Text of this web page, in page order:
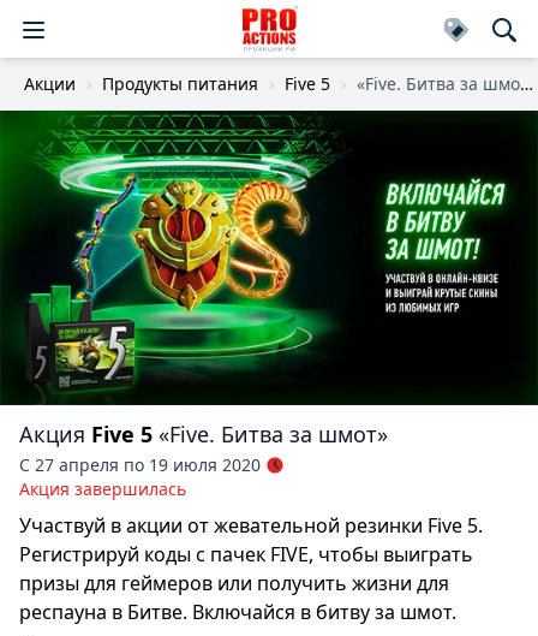
Акции Продукты питания Five 5 «Five. Битва за шмот»
Акция Five 5 «Five. Битва за шмот»
С 27 апреля по 19 июля 2020
Акция завершилась
Участвуй в акции от жевательной резинки Five 5.
Регистрируй коды с пачек FIVE, чтобы выиграть
призы для геймеров или получить жизни для
респауна в Битве. Включайся в битву за шмот.